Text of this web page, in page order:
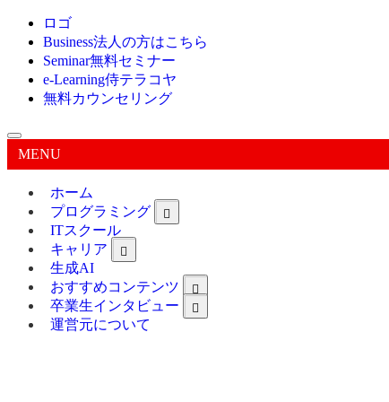
ロゴ
Business法人の方はこちら
Seminar無料セミナー
e-Learning侍テラコヤ
無料カウンセリング
MENU
ホーム
プログラミング
ITスクール
キャリア
生成AI
おすすめコンテンツ
卒業生インタビュー
運営元について